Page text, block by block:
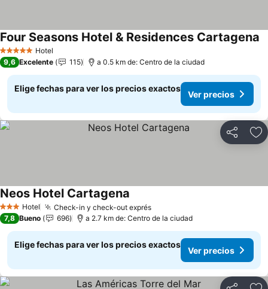
5 Estrellas Hotel
Four Seasons Hotel & Residences Cartagena
9,6 Excelente 115 a 0.5 km de: Centro de la ciudad
Elige fechas para ver los precios exactos
Ver precios
Compartir
3 Estrellas
Hotel Check-in y check-out exprésVer precios
Neos Hotel Cartagena
7,8 Bueno 696 a 2.7 km de: Centro de la ciudad
Elige fechas para ver los precios exactos
Ver precios